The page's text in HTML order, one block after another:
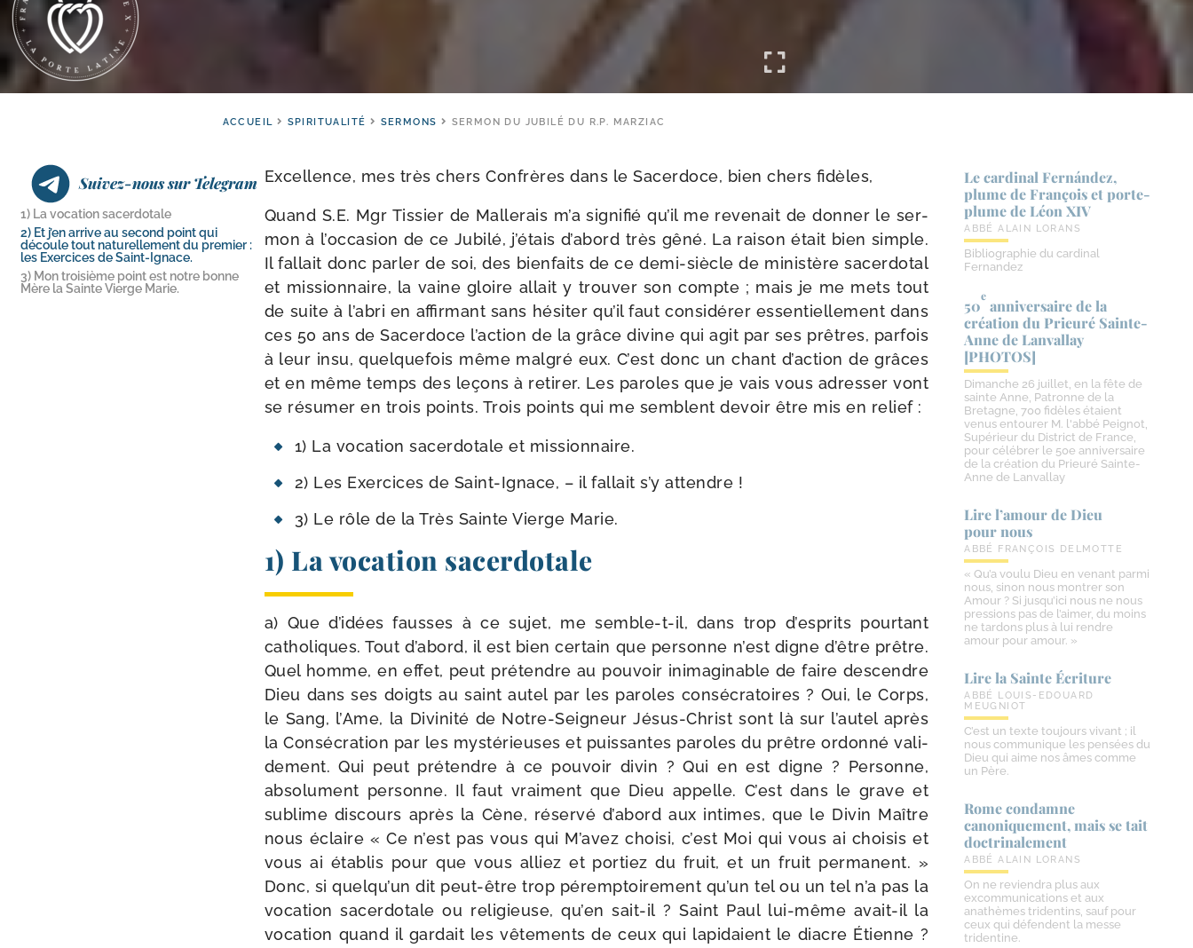
ACCUEIL SPIRITUALITÉ SERMONS SERMON DU JUBILÉ DU R.P. MARZIAC
Suivez-nous sur Telegram
1) La vocation sacerdotale
2) Et j’en arrive au second point qui
découle tout naturellement du premier :
les Exercices de Saint-Ignace.
3) Mon troisième point est notre bonne
Mère la Sainte Vierge Marie.
Excellence, mes très chers Confrères dans le Sacerdoce, bien chers fidèles,
Quand S.E. Mgr Tissier de Mallerais m’a signi­fié qu’il me reve­nait de don­ner le ser­
mon à l’oc­ca­sion de ce Jubilé, j’é­tais d’a­bord très gêné. La rai­son était bien simple.
Il fal­lait donc par­ler de soi, des bien­faits de ce demi-​siècle de minis­tère sacer­do­tal
et mis­sion­naire, la vaine gloire allait y trou­ver son compte ; mais je me mets tout
de suite à l’a­bri en affir­mant sans hési­ter qu’il faut consi­dé­rer essen­tiel­le­ment dans
ces 50 ans de Sacerdoce l’ac­tion de la grâce divine qui agit par ses prêtres, par­fois
à leur insu, quel­que­fois même mal­gré eux. C’est donc un chant d’ac­tion de grâces
et en même temps des leçons à reti­rer. Les paroles que je vais vous adres­ser vont
se résu­mer en trois points. Trois points qui me semblent devoir être mis en relief :
1) La voca­tion sacer­do­tale et missionnaire.
2) Les Exercices de Saint-​Ignace, – il fal­lait s’y attendre !
3) Le rôle de la Très Sainte Vierge Marie.
1) La vocation sacerdotale
a) Que d’i­dées fausses à ce sujet, me semble-​t-​il, dans trop d’es­prits pour­tant
catho­liques. Tout d’a­bord, il est bien cer­tain que per­sonne n’est digne d’être prêtre.
Quel homme, en effet, peut pré­tendre au pou­voir inima­gi­nable de faire des­cendre
Dieu dans ses doigts au saint autel par les paroles consé­cra­toires ? Oui, le Corps,
le Sang, l’Ame, la Divinité de Notre-​Seigneur Jésus-​Christ sont là sur l’au­tel après
la Consécration par les mys­té­rieuses et puis­santes paroles du prêtre ordon­né vali­
de­ment. Qui peut pré­tendre à ce pou­voir divin ? Qui en est digne ? Personne,
abso­lu­ment per­sonne. Il faut vrai­ment que Dieu appelle. C’est dans le grave et
sublime dis­cours après la Cène, réser­vé d’a­bord aux intimes, que le Divin Maître
nous éclaire « Ce n’est pas vous qui M’avez choi­si, c’est Moi qui vous ai choi­sis et
vous ai éta­blis pour que vous alliez et por­tiez du fruit, et un fruit per­ma­nent. »
Donc, si quel­qu’un dit peut-​être trop péremp­toi­re­ment qu’un tel ou un tel n’a pas la
voca­tion sacer­do­tale ou reli­gieuse, qu’en sait-​il ? Saint Paul lui-​même avait-​il la
voca­tion quand il gar­dait les vête­ments de ceux qui lapi­daient le diacre Étienne ?
Le cardinal Fernández,
plume de François et porte-​
plume de Léon XIV
ABBÉ ALAIN LORANS
Bibliographie du cardinal
Fernandez
50
e
anniversaire de la
création du Prieuré Sainte-​
Anne de Lanvallay
[PHOTOS]
Dimanche 26 juillet, en la fête de
sainte Anne, Patronne de la
Bretagne, 700 fidèles étaient
venus entourer M. l'abbé Peignot,
Supérieur du District de France,
pour célébrer le 50e anniversaire
de la création du Prieuré Sainte-
Anne de Lanvallay
Lire l’amour de Dieu
pour nous
ABBÉ FRANÇOIS DELMOTTE
« Qu’a voulu Dieu en venant parmi
nous, sinon nous montrer son
Amour ? Si jusqu’ici nous ne nous
pressions pas de l’aimer, du moins
ne tardons plus à lui rendre
amour pour amour. »
Lire la Sainte Écriture
ABBÉ LOUIS-EDOUARD
MEUGNIOT
C’est un texte toujours vivant ; il
nous communique les pensées du
Dieu qui aime nos âmes comme
un Père.
Rome condamne
canoniquement, mais se tait
doctrinalement
ABBÉ ALAIN LORANS
On ne reviendra plus aux
excommunications et aux
anathèmes tridentins, sauf pour
ceux qui défendent la messe
tridentine.